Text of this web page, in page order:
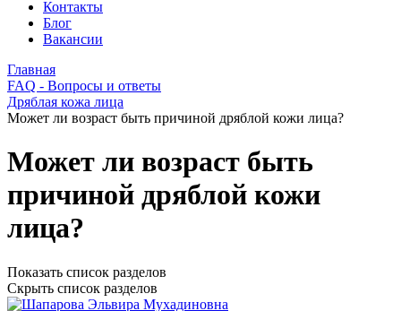
Контакты
Блог
Вакансии
Главная
FAQ - Вопросы и ответы
Дряблая кожа лица
Может ли возраст быть причиной дряблой кожи лица?
Может ли возраст быть
причиной дряблой кожи
лица?
Показать список разделов
Скрыть список разделов